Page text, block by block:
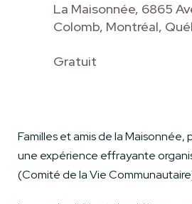
La Maisonnée, 6865
Colomb, Montréal,
Gratuit
Familles et amis de la
une expérience effrayante
(Comité de la Vie